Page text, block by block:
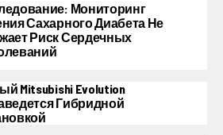
Мониторинг
Сахарного Диабета Не
Риск Сердечных
Mitsubishi Evolution
Гибридной